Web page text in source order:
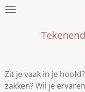
Ga
Zit je vaak in je
zakken? Wil je